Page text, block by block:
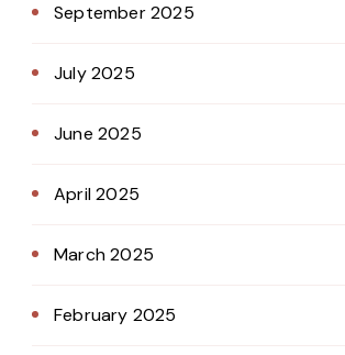
September 2025
July 2025
June 2025
April 2025
March 2025
February 2025